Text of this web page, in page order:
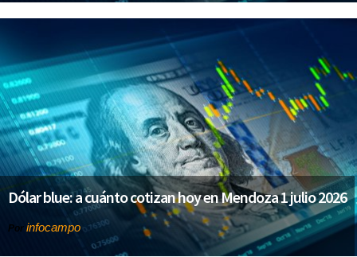
Dólar blue: a cuánto cotizan hoy en Mendoza 1 julio 2026
Por infocampo